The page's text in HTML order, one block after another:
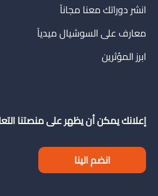
انشر دوراتك معنا مجاناً
معارف على السوشيال ميدياً
ابرز المؤثرين
إعلانك يمكن أن يظهر على منصتنا
انضم الينا